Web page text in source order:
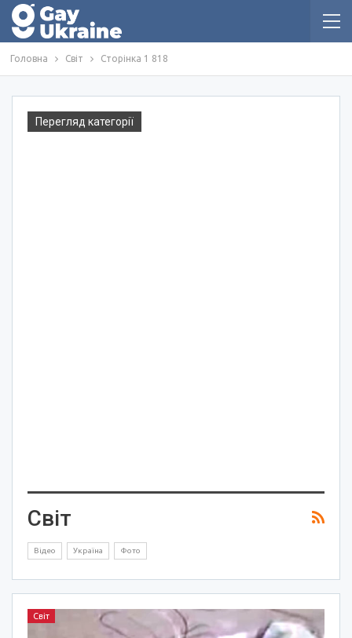
Головна Світ Сторінка 1 818
Перегляд категорії
Світ
Відео Україна Фото
Світ